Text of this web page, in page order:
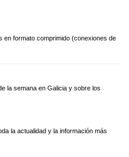
en formato comprimido (conexiones de
la semana en Galicia y sobre los
la actualidad y la información más